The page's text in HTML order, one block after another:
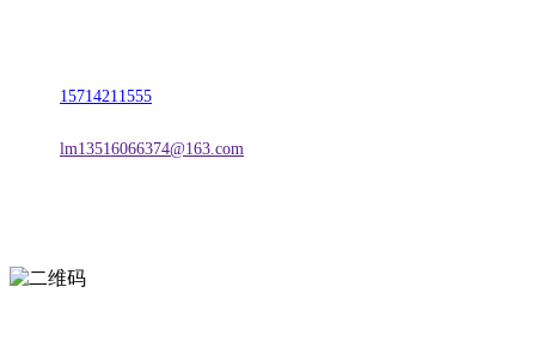
15714211555
lm13516066374@163.com